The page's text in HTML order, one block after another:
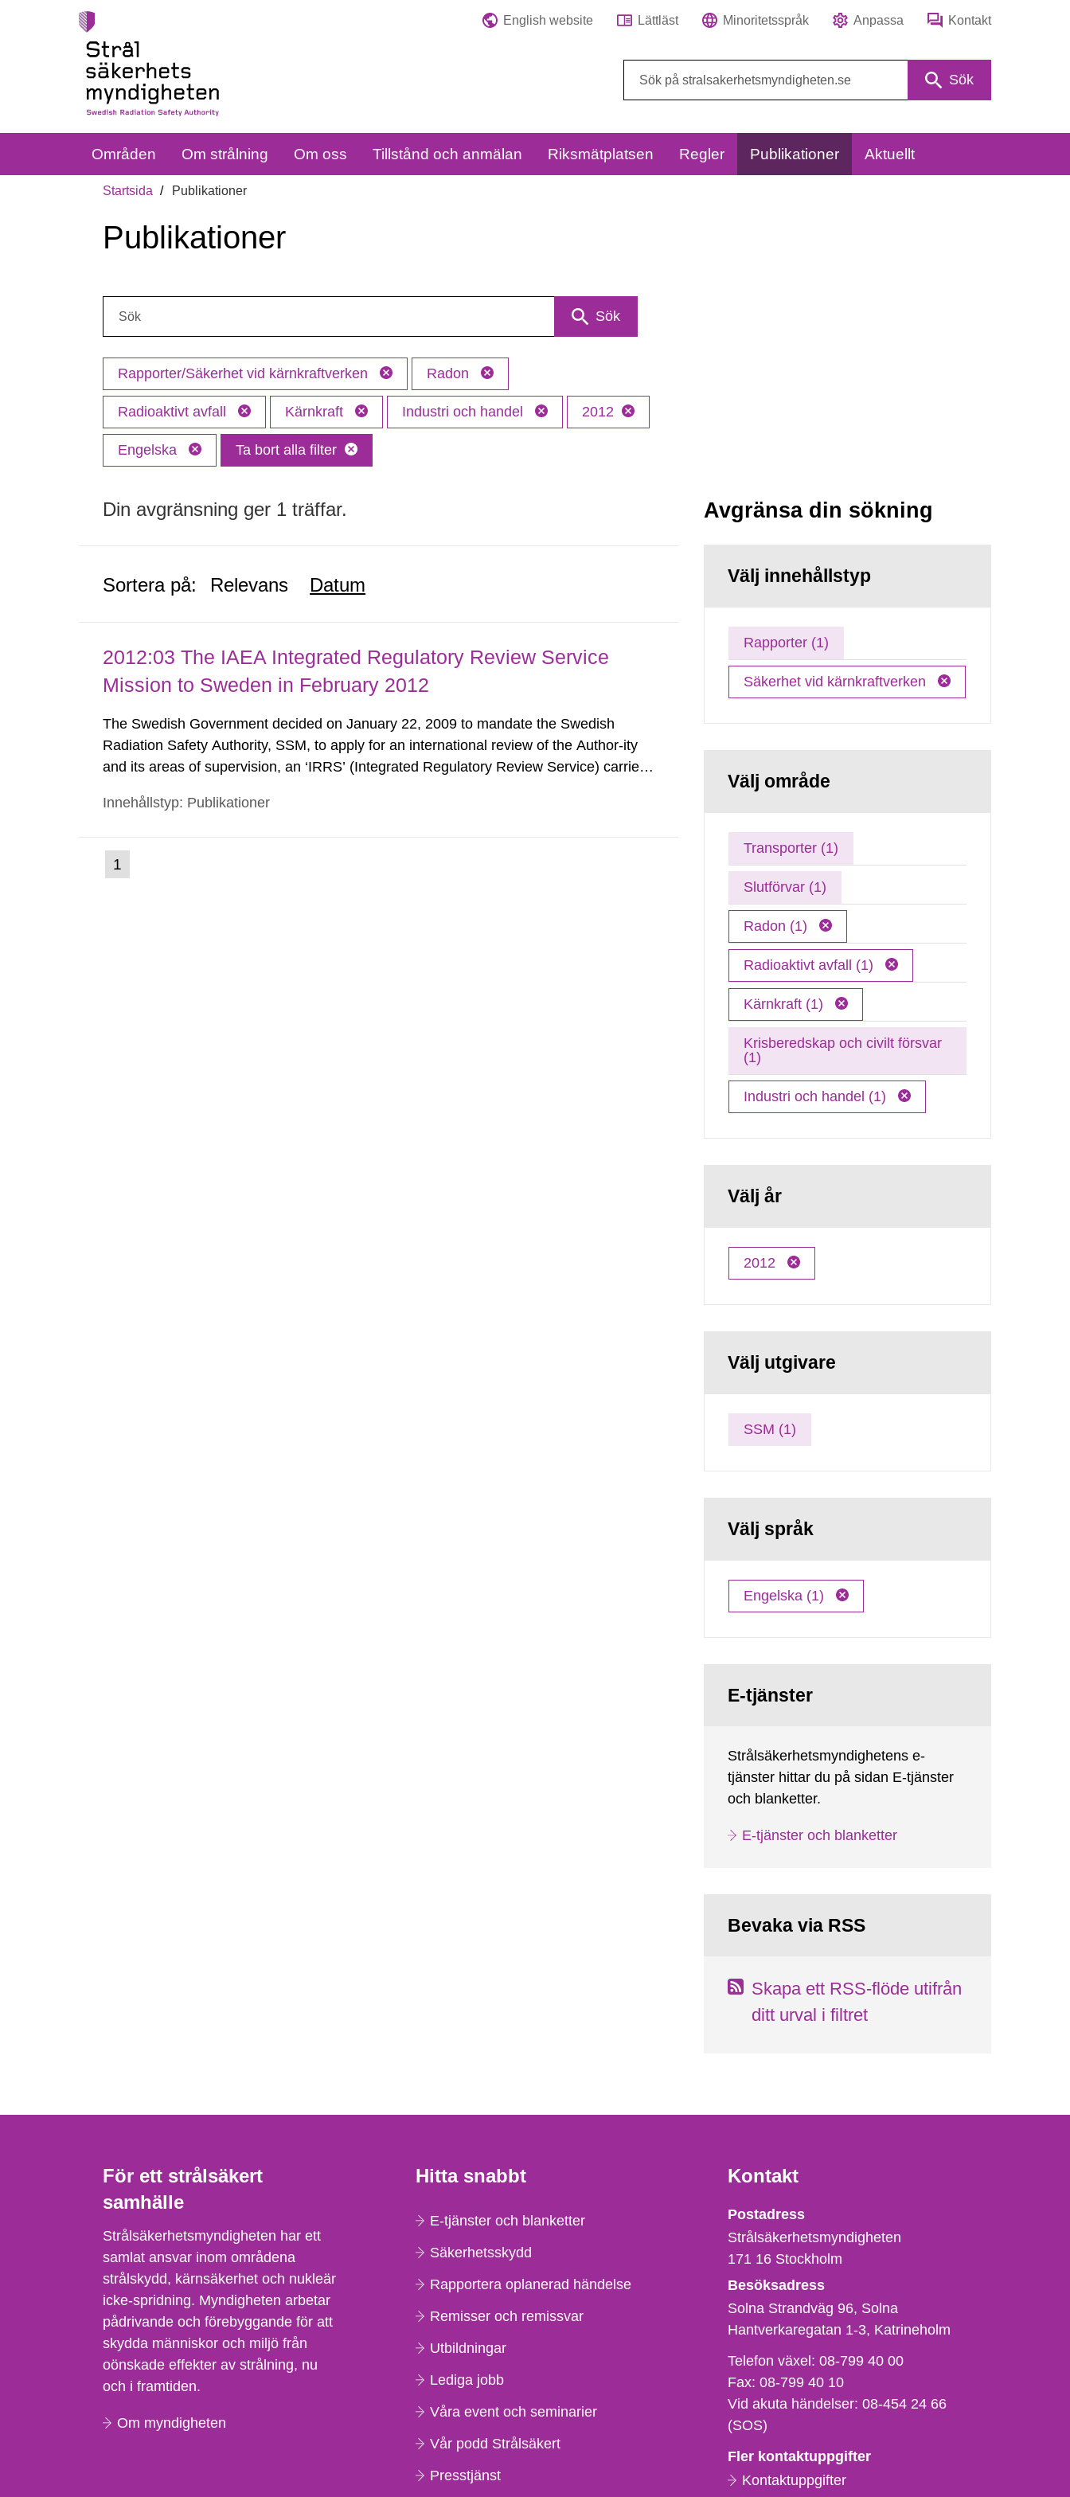
English website Lättläst Minoritetsspråk Anpassa Kontakt
Sök
Områden Om strålning Om oss Tillstånd och anmälan Riksmätplatsen Regler Publikationer Aktuellt
Startsida Publikationer
Publikationer
Sök
Rapporter/Säkerhet vid kärnkraftverken Radon
Radioaktivt avfall Kärnkraft Industri och handel 2012
Engelska Ta bort alla filter
Din avgränsning ger 1 träffar.
Sortera på: Relevans Datum
2012:03 The IAEA Integrated Regulatory Review Service
Mission to Sweden in February 2012
The Swedish Government decided on January 22, 2009 to mandate the Swedish
Radiation Safety Authority, SSM, to apply for an international review of the Author-ity
and its areas of supervision, an ‘IRRS’ (Integrated Regulatory Review Service) carried
made a formal request to the IAEA for an IRRS in Sweden. The time...
Innehållstyp: Publikationer
Gå
till
1
Avgränsa din sökning
Välj innehållstyp
Rapporter (1)
Säkerhet vid kärnkraftverken
Välj område
Transporter (1)
Slutförvar (1)
Radon (1)
Radioaktivt avfall (1)
Kärnkraft (1)
Krisberedskap och civilt försvar
(1)
Industri och handel (1)
Välj år
2012
Välj utgivare
SSM (1)
Välj språk
Engelska (1)
E-tjänster
Strålsäkerhetsmyndighetens e-
tjänster hittar du på sidan E-tjänster
och blanketter.
E-tjänster och blanketter
Bevaka via RSS
Skapa ett RSS-flöde utifrån
ditt urval i filtret
För ett strålsäkert
samhälle
Strålsäkerhetsmyndigheten har ett
samlat ansvar inom områdena
strålskydd, kärnsäkerhet och nukleär
icke-spridning. Myndigheten arbetar
pådrivande och förebyggande för att
skydda människor och miljö från
oönskade effekter av strålning, nu
och i framtiden.
Om myndigheten
Hitta snabbt
E-tjänster och blanketter
Säkerhetsskydd
Rapportera oplanerad händelse
Remisser och remissvar
Utbildningar
Lediga jobb
Våra event och seminarier
Vår podd Strålsäkert
Presstjänst
Kontakt
Strålsäkerhetsmyndigheten
Postadress
Strålsäkerhetsmyndigheten
171 16 Stockholm
Besöksadress
Solna Strandväg 96, Solna
Hantverkaregatan 1-3 Katrineholm
Telefon,
fax
och
e-
Telefon växel:08-799 40 00
Fax:08-799 40 10
Vid akuta händelser:08-454 24 66
(SOS)
Fler kontaktuppgifter
Kontaktuppgifter